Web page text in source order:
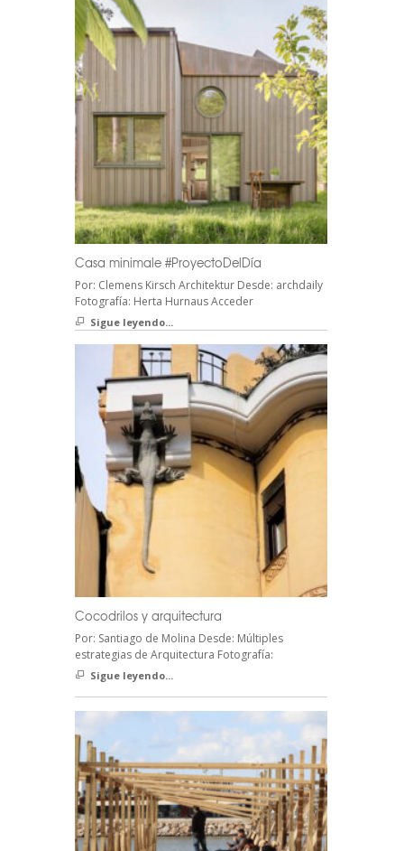
Casa minimale #ProyectoDelDía
Por: Clemens Kirsch Architektur Desde: archdaily
Fotografía: Herta Hurnaus Acceder
Sigue leyendo...
Cocodrilos y arquitectura
Por: Santiago de Molina Desde: Múltiples
estrategias de Arquitectura Fotografía:
Sigue leyendo...